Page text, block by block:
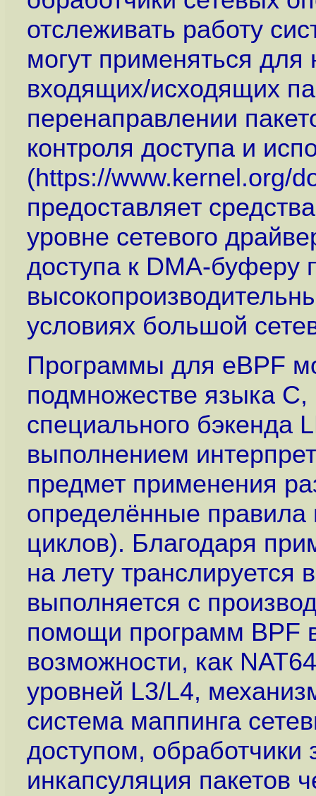
отслеживать работу
могут применяться для
входящих/исходящих
перенаправлении
контроля доступа и
(https://www.kernel.org/
предоставляет
уровне сетевого
доступа к DMA-буферу
условиях большой
Программы для eBPF
подмножестве языка
специального бэкенда
выполнением
предмет применения
определённые правила
циклов). Благодаря
на лету
выполняется с
помощи программ BPF
возможности, как
уровней L3/L4,
система маппинга
доступом, обработчики
инкапсуляция пакетов